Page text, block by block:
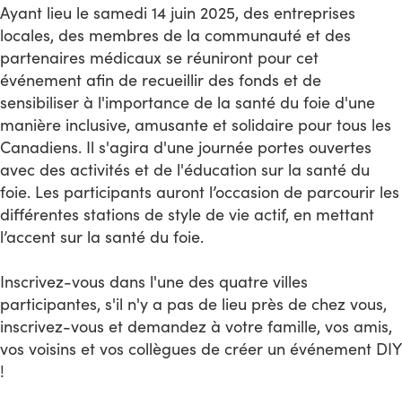
Ayant lieu le samedi 14 juin 2025, des entreprises
locales, des membres de la communauté et des
partenaires médicaux se réuniront pour cet
événement afin de recueillir des fonds et de
sensibiliser à l'importance de la santé du foie d'une
manière inclusive, amusante et solidaire pour tous les
Canadiens. Il s'agira d'une journée portes ouvertes
avec des activités et de l'éducation sur la santé du
foie. Les participants auront l’occasion de parcourir les
différentes stations de style de vie actif, en mettant
l’accent sur la santé du foie.
Inscrivez-vous dans l'une des quatre villes
participantes, s'il n'y a pas de lieu près de chez vous,
inscrivez-vous et demandez à votre famille, vos amis,
vos voisins et vos collègues de créer un événement DIY
!